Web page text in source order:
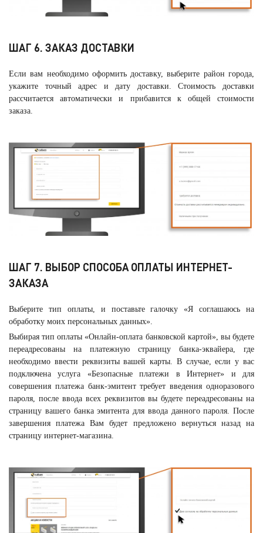
ШАГ 6. ЗАКАЗ ДОСТАВКИ
Если вам необходимо оформить доставку, выберите район города,
укажите точный адрес и дату доставки. Стоимость доставки
рассчитается автоматически и прибавится к общей стоимости
заказа.
ШАГ 7. ВЫБОР СПОСОБА ОПЛАТЫ ИНТЕРНЕТ-
ЗАКАЗА
Выберите тип оплаты, и поставьте галочку «Я соглашаюсь на
обработку моих персональных данных».
Выбирая тип оплаты «Онлайн-оплата банковской картой», вы будете
переадресованы на платежную страницу банка-эквайера, где
необходимо ввести реквизиты вашей карты. В случае, если у вас
подключена услуга «Безопасные платежи в Интернет» и для
совершения платежа банк-эмитент требует введения одноразового
пароля, после ввода всех реквизитов вы будете переадресованы на
страницу вашего банка эмитента для ввода данного пароля. После
завершения платежа Вам будет предложено вернуться назад на
страницу интернет-магазина.